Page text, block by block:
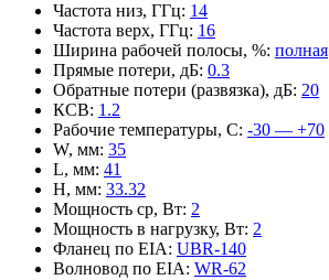
Частота низ, ГГц: 14
Частота верх, ГГц: 16
Ширина рабочей полосы, %: полная
Прямые потери, дБ: 0.3
Обратные потери (развязка), дБ: 20
КСВ: 1.2
Рабочие температуры, С: -30 — +70
W, мм: 35
L, мм: 41
H, мм: 33.32
Мощность ср, Вт: 2
Мощность в нагрузку, Вт: 2
Фланец по EIA: UBR-140
Волновод по EIA: WR-62